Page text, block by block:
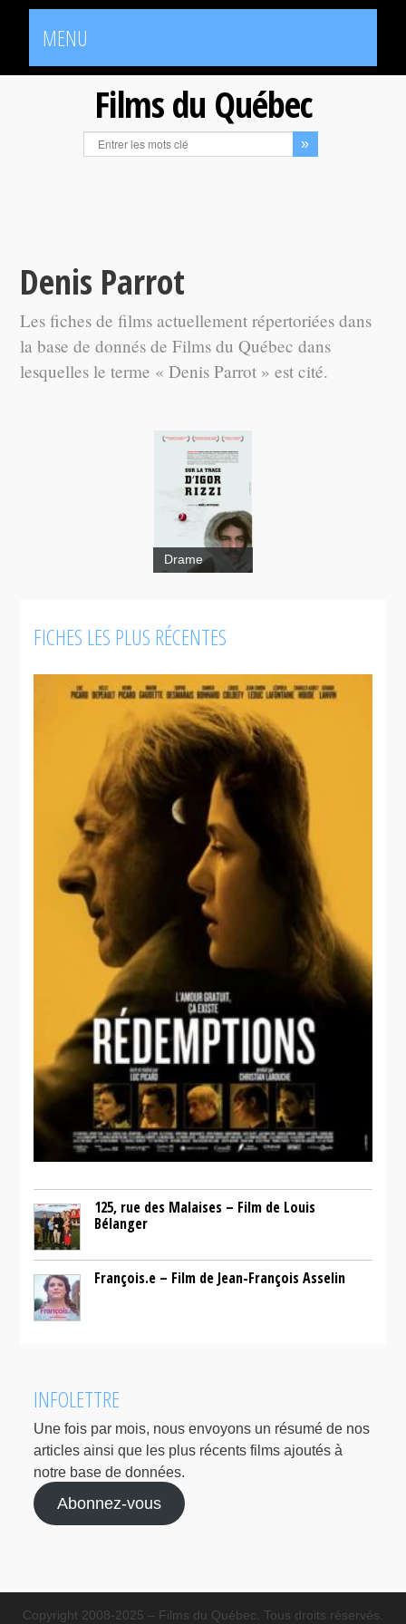
MENU
Films du Québec
Denis Parrot
Les fiches de films actuellement répertoriées dans
la base de donnés de Films du Québec dans
lesquelles le terme « Denis Parrot » est cité.
Sur la trace
d'Igor Rizzi
Drame
FICHES LES PLUS RÉCENTES
125, rue des Malaises – Film de Louis
Bélanger
François.e – Film de Jean-François Asselin
INFOLETTRE
Une fois par mois, nous envoyons un résumé de nos
articles ainsi que les plus récents films ajoutés à
notre base de données.
Abonnez-vous
Copyright 2008-2025 – Films du Québec. Tous droits réservés.